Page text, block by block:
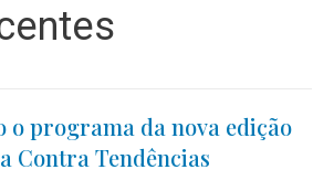
o programa da nova edição
Contra Tendências